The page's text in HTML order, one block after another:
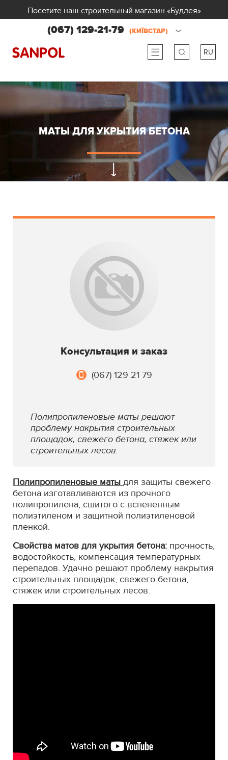
Посетите наш строительный магазин «Будлея»
(067) 129-21-79 (КИЇВСТАР)
RU
ua
МАТЫ ДЛЯ УКРЫТИЯ БЕТОНА
Консультация и заказ
(067) 129 21 79
Полипропиленовые маты решают
проблему накрытия строительных
площадок, свежего бетона, стяжек или
строительных лесов.
Полипропиленовые маты для защиты свежего
бетона изготавливаются из прочного
полипропилена, сшитого с вспененным
полиэтиленом и защитной полиэтиленовой
пленкой.
Свойства матов для укрытия бетона: прочность,
водостойкость, компенсация температурных
перепадов. Удачно решают проблему накрытия
строительных площадок, свежего бетона,
стяжек или строительных лесов.